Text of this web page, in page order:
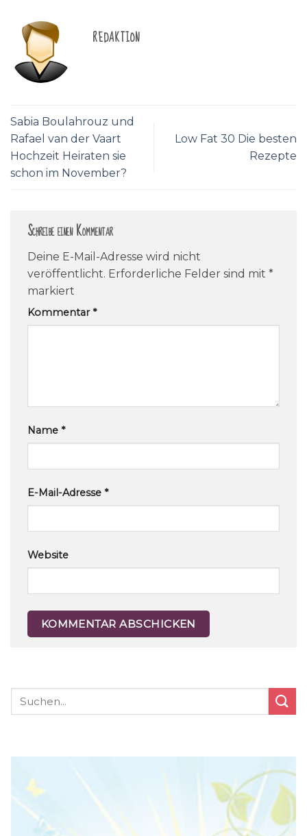
REDAKTION
Sabia Boulahrouz und
Rafael van der Vaart
Hochzeit Heiraten sie
schon im November?
Low Fat 30 Die besten
Rezepte
Schreibe einen Kommentar
Deine E-Mail-Adresse wird nicht
veröffentlicht. Erforderliche Felder sind mit *
markiert
Kommentar*
Name *
E-Mail-Adresse *
Website